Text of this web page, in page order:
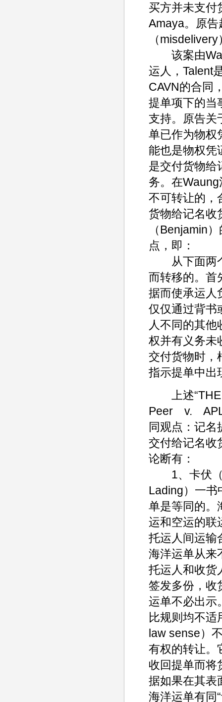
买方并未支付
Amaya。原告
（
该案由
运人，Talent
CAVN的合同
提单项下的当
支持。原告关
单已作为物权
能也是物权凭
是交付货物给
务。在
不可转让的，
货物给记名收
（Benjamin
点，即：
从下面两个
而转移的。首
据而使承运人
仅仅通过背书
人不同的其
权并有义务未
交付货物时，
指示提单中出
上述“THE
Peer v.
同观点：记名
交付给记名收
论断有：
1、卡伏（
Lading）一书
单是等同的。
运和空运的联
托运人间运输
海洋运单从来
托运人和收货
签发多份，收
运单不必出示
比规则均不适
law sense）
有权的转让。
收回提单而将
据如果在其表
海洋运单有同